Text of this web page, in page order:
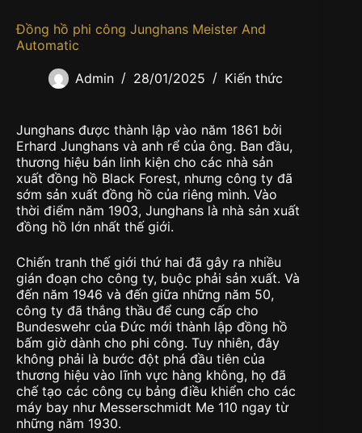
Đồng hồ phi công Junghans Meister And
Automatic
Admin 28/01/2025 Kiến thức
Junghans được thành lập vào năm 1861 bởi
Erhard Junghans và anh rể của ông. Ban đầu,
thương hiệu bán linh kiện cho các nhà sản
xuất đồng hồ Black Forest, nhưng công ty đã
sớm sản xuất đồng hồ của riêng mình. Vào
thời điểm năm 1903, Junghans là nhà sản xuất
đồng hồ lớn nhất thế giới.
Chiến tranh thế giới thứ hai đã gây ra nhiều
gián đoạn cho công ty, buộc phải sản xuất. Và
đến năm 1946 và đến giữa những năm 50,
công ty đã thắng thầu để cung cấp cho
Bundeswehr của Đức mới thành lập đồng hồ
bấm giờ dành cho phi công. Tuy nhiên, đây
không phải là bước đột phá đầu tiên của
thương hiệu vào lĩnh vực hàng không, họ đã
chế tạo các công cụ bảng điều khiển cho các
máy bay như Messerschmidt Me 110 ngay từ
những năm 1930.